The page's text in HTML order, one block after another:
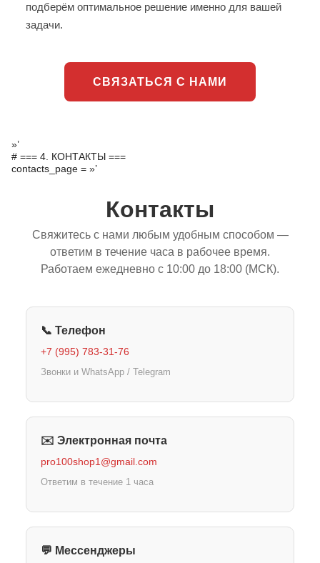
подберём оптимальное решение именно для вашей
задачи.
СВЯЗАТЬСЯ С НАМИ
»’
# === 4. КОНТАКТЫ ===
contacts_page = »’
Контакты
Свяжитесь с нами любым удобным способом —
ответим в течение часа в рабочее время.
Работаем ежедневно с 10:00 до 18:00 (МСК).
📞 Телефон
+7 (995) 783-31-76
Звонки и WhatsApp / Telegram
✉️ Электронная почта
pro100shop1@gmail.com
Ответим в течение 1 часа
💬 Мессенджеры